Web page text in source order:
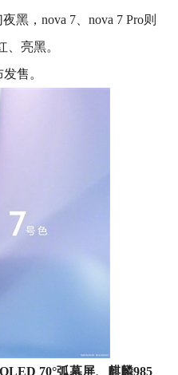
黑，nova 7、nova 7 Pro则
亮黑。
售。
70°弧幕屏、麒麟985